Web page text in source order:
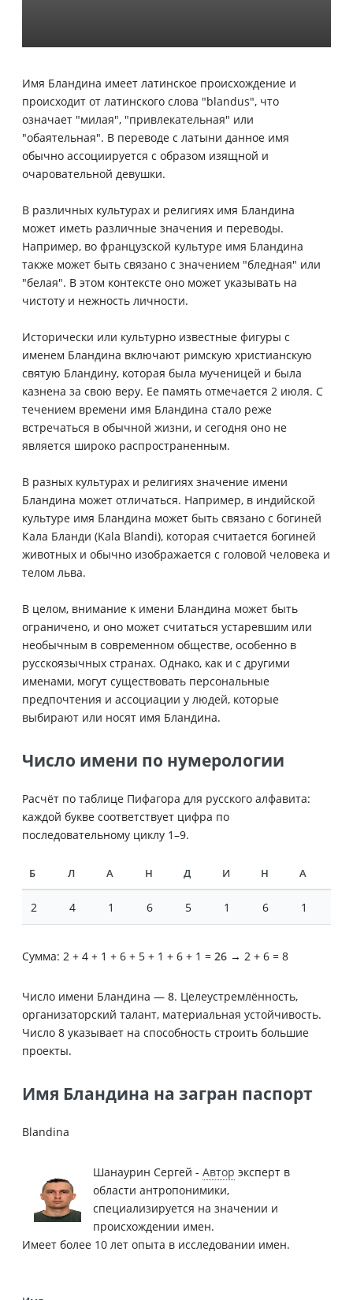
Имя Бландина имеет латинское происхождение и
происходит от латинского слова "blandus", что
означает "милая", "привлекательная" или
"обаятельная". В переводе с латыни данное имя
обычно ассоциируется с образом изящной и
очаровательной девушки.
В различных культурах и религиях имя Бландина
может иметь различные значения и переводы.
Например, во французской культуре имя Бландина
также может быть связано с значением "бледная" или
"белая". В этом контексте оно может указывать на
чистоту и нежность личности.
Исторически или культурно известные фигуры с
именем Бландина включают римскую христианскую
святую Бландину, которая была мученицей и была
казнена за свою веру. Ее память отмечается 2 июля. С
течением времени имя Бландина стало реже
встречаться в обычной жизни, и сегодня оно не
является широко распространенным.
В разных культурах и религиях значение имени
Бландина может отличаться. Например, в индийской
культуре имя Бландина может быть связано с богиней
Кала Бланди (Kala Blandi), которая считается богиней
животных и обычно изображается с головой человека и
телом льва.
В целом, внимание к имени Бландина может быть
ограничено, и оно может считаться устаревшим или
необычным в современном обществе, особенно в
русскоязычных странах. Однако, как и с другими
именами, могут существовать персональные
предпочтения и ассоциации у людей, которые
выбирают или носят имя Бландина.
Число имени по нумерологии
Расчёт по таблице Пифагора для русского алфавита:
каждой букве соответствует цифра по
последовательному циклу 1–9.
Б Л А Н Д И Н А
2 4 1 6 5 1 6 1
Сумма: 2 + 4 + 1 + 6 + 5 + 1 + 6 + 1 = 26 → 2 + 6 = 8
Число имени Бландина — 8. Целеустремлённость,
организаторский талант, материальная устойчивость.
Число 8 указывает на способность строить большие
проекты.
Имя Бландина на загран паспорт
Blandina
Шанаурин Сергей - Автор эксперт в
области антропонимики,
специализируется на значении и
происхождении имен.
Имеет более 10 лет опыта в исследовании имен.